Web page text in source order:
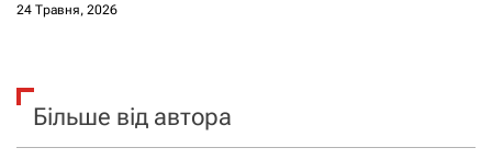
24 Травня, 2026
Більше від автора